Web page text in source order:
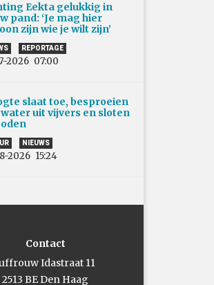
Eekta gelukkig in
pand: ‘Je mag hier
zijn wie je wilt zijn’
REPORTAGE
2026 07:00
slaat toe, besproeien
uit vijvers en sloten
NIEUWS
2026 15:24
Contact
Idastraat 11
2513 BE Den Haag